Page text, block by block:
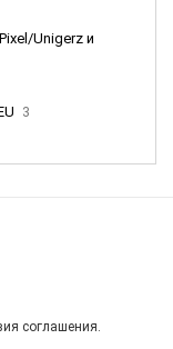
Unigerz и
3
соглашения.